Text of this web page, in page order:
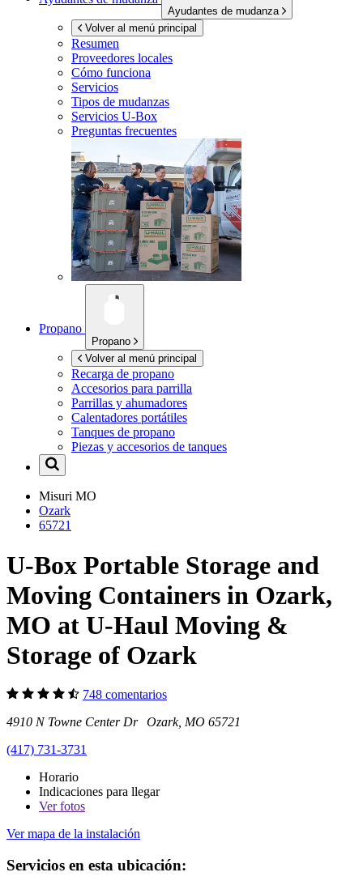
Ayudantes de mudanza
Volver al menú principal
Resumen
Proveedores locales
Cómo funciona
Servicios
Tipos de mudanzas
Servicios U-Box
Preguntas frecuentes
Propano
Propano
Volver al menú principal
Recarga de propano
Accesorios para parrilla
Parrillas y ahumadores
Calentadores portátiles
Tanques de propano
Piezas y accesorios de tanques
Misuri MO
Ozark
65721
U-Box Portable Storage and
Moving Containers in Ozark,
MO at U-Haul Moving &
Storage of Ozark
748 comentarios
4910 N Towne Center Dr Ozark, MO 65721
(417) 731-3731
Horario
Indicaciones para llegar
Verfotos
Ver mapa de la instalación
Servicios en esta ubicación: